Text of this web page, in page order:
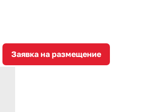
Заявка на размещение